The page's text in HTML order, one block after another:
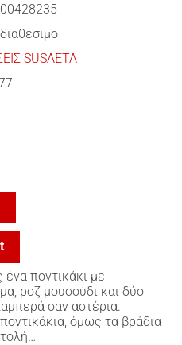
SUSAETA
ποντικάκι με
ροζ μουσούδι και δύο
σαν αστέρια.
όμως τα βράδια